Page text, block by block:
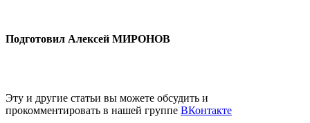
Подготовил Алексей МИРОНОВ
Эту и другие статьи вы можете обсудить и
прокомментировать в нашей группе ВКонтакте